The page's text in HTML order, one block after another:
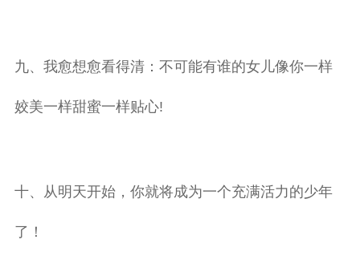
九、我愈想愈看得清：不可能有谁的女儿像你一样
姣美一样甜蜜一样贴心!
十、从明天开始，你就将成为一个充满活力的少年
了！